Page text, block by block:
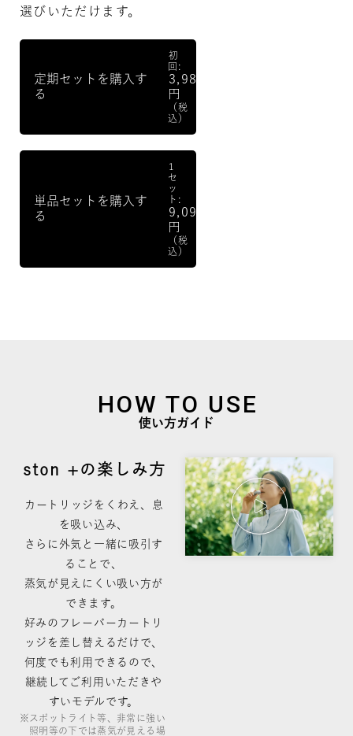
選びいただけます。
定期セットを購入す
る
初
回:
3,980
円
（税
込）
単品セットを購入す
る
1
セ
ッ
ト:
9,090
円
（税
込）
HOW TO USE
使い方ガイド
ston +の楽しみ方
カートリッジをくわえ、息
を吸い込み、
さらに外気と一緒に吸引す
ることで、
蒸気が見えにくい吸い方が
できます。
好みのフレーバーカートリ
ッジを差し替えるだけで、
何度でも利用できるので、
継続してご利用いただきや
すいモデルです。
スポットライト等、非常に強い
照明等の下では蒸気が見える場